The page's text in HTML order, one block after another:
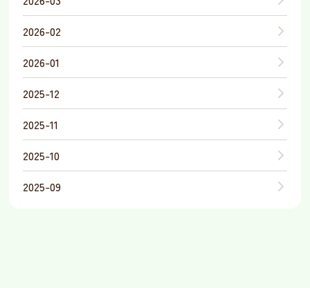
2026-02
2026-01
2025-12
2025-11
2025-10
2025-09